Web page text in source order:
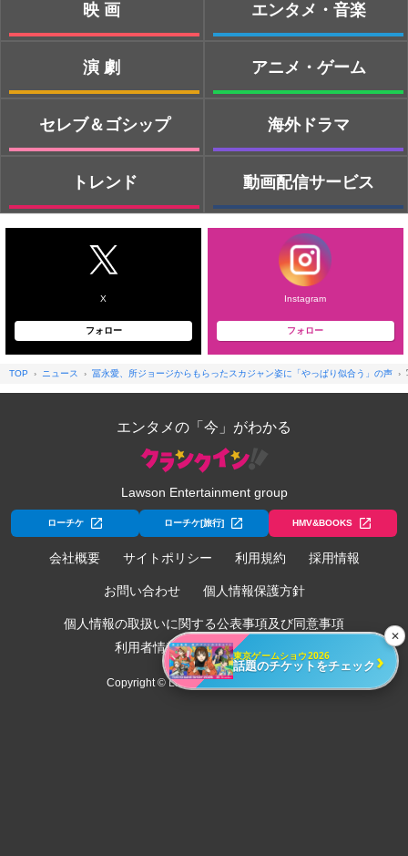
映画
演劇
セレブ＆ゴシップ
トレンド
エンタメ・音楽
アニメ・ゲーム
海外ドラマ
動画配信サービス
X
フォロー
Instagram
フォロー
TOP ニュース 冨永愛、所ジョージからもらったスカジャン姿に「やっぱり似合う」の声
エンタメの「今」がわかる
Lawson Entertainment group
ローチケ ローチケ[旅行] HMV&BOOKS
会社概要 サイトポリシー 利用規約 採用情報
お問い合わせ 個人情報保護方針
個人情報の取扱いに関する公表事項及び同意事項
利用者情報の外部送信について
Copyright © Lawson Entertainment, Inc.
✕
東京ゲームショウ2026
話題のチケットをチェック ›